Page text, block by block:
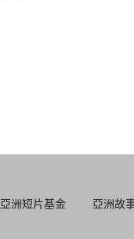
亞洲短片基金 亞洲故